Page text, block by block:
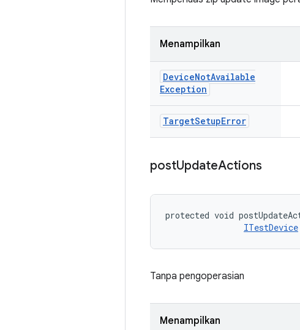
Menampilkan
DeviceNotAvailable
Exception
TargetSetupError
postUpdateActions
protected void
ITestDevice
Tanpa pengoperasian
Menampilkan